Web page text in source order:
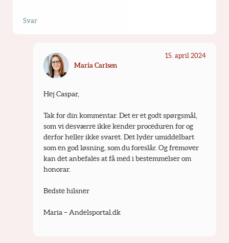
Svar
Maria Carlsen
15. april 2024
Hej Caspar,
Tak for din kommentar. Det er et godt spørgsmål,
som vi desværre ikke kender proceduren for og
derfor heller ikke svaret. Det lyder umiddelbart
som en god løsning, som du foreslår. Og fremover
kan det anbefales at få med i bestemmelser om
honorar.
Bedste hilsner
Maria – Andelsportal.dk